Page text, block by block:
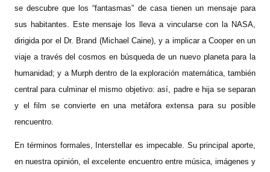
se descubre que los “fantasmas” de casa tienen un mensaje para
sus habitantes. Este mensaje los lleva a vincularse con la NASA,
dirigida por el Dr. Brand (Michael Caine), y a implicar a Cooper en un
viaje a través del cosmos en búsqueda de un nuevo planeta para la
humanidad; y a Murph dentro de la exploración matemática, también
central para culminar el mismo objetivo: así, padre e hija se separan
y el film se convierte en una metáfora extensa para su posible
rencuentro.
En términos formales, Interstellar es impecable. Su principal aporte,
en nuestra opinión, el excelente encuentro entre música, imágenes y